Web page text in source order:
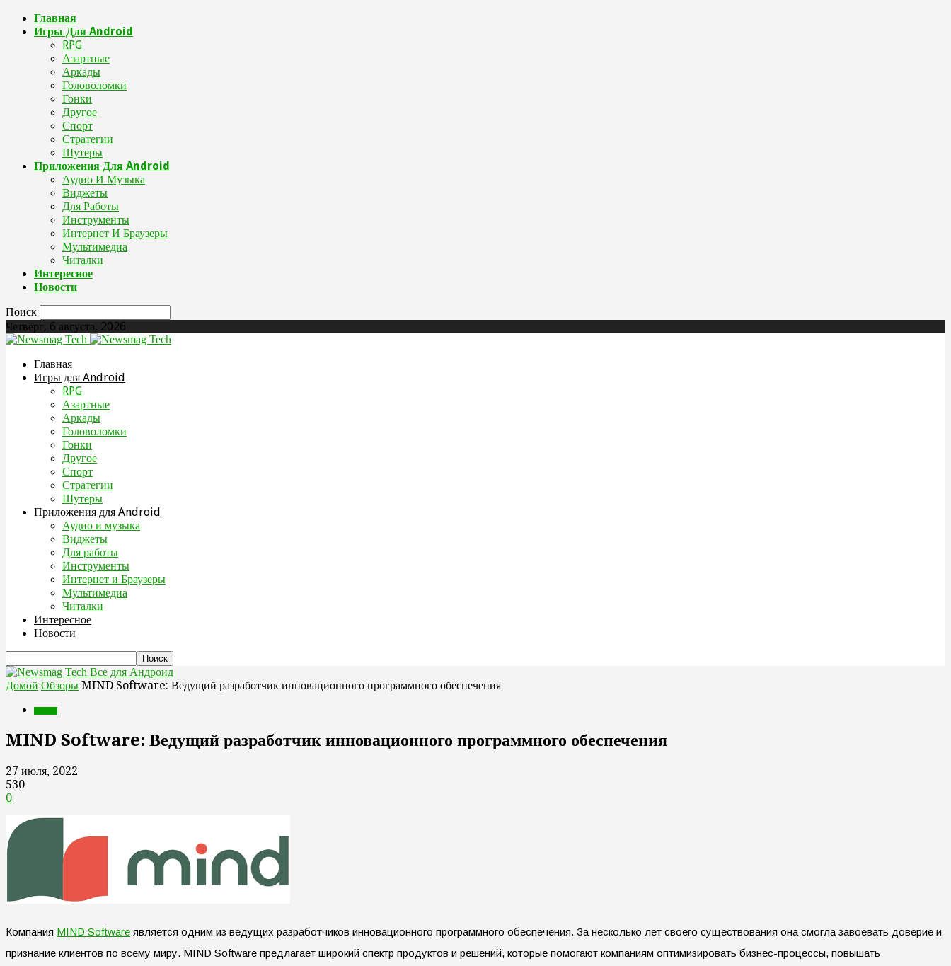
Главная
Игры Для Android
RPG
Азартные
Аркады
Головоломки
Гонки
Другое
Спорт
Стратегии
Шутеры
Приложения Для Android
Аудио И Музыка
Виджеты
Для Работы
Инструменты
Интернет И Браузеры
Мультимедиа
Читалки
Интересное
Новости
Поиск
Четверг, 6 августа, 2026
Главная
Игры для Android
RPG
Азартные
Аркады
Головоломки
Гонки
Другое
Спорт
Стратегии
Шутеры
Приложения для Android
Аудио и музыка
Виджеты
Для работы
Инструменты
Интернет и Браузеры
Мультимедиа
Читалки
Интересное
Новости
Все для Андроид
Домой Обзоры MIND Software: Ведущий разработчик инновационного программного обеспечения
MIND Software: Ведущий разработчик инновационного программного обеспечения
27 июля, 2022
530
0
Компания MIND Software является одним из ведущих разработчиков инновационного программного обеспечения. За несколько лет своего существования она смогла завоевать доверие и
признание клиентов по всему миру. MIND Software предлагает широкий спектр продуктов и решений, которые помогают компаниям оптимизировать бизнес-процессы, повышать